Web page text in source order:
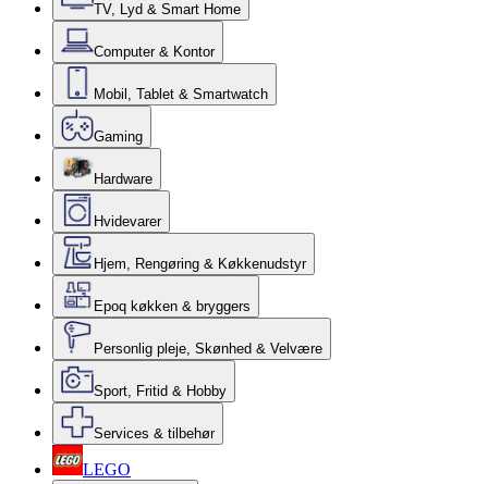
TV, Lyd & Smart Home
Computer & Kontor
Mobil, Tablet & Smartwatch
Gaming
Hardware
Hvidevarer
Hjem, Rengøring & Køkkenudstyr
Epoq køkken & bryggers
Personlig pleje, Skønhed & Velvære
Sport, Fritid & Hobby
Services & tilbehør
LEGO